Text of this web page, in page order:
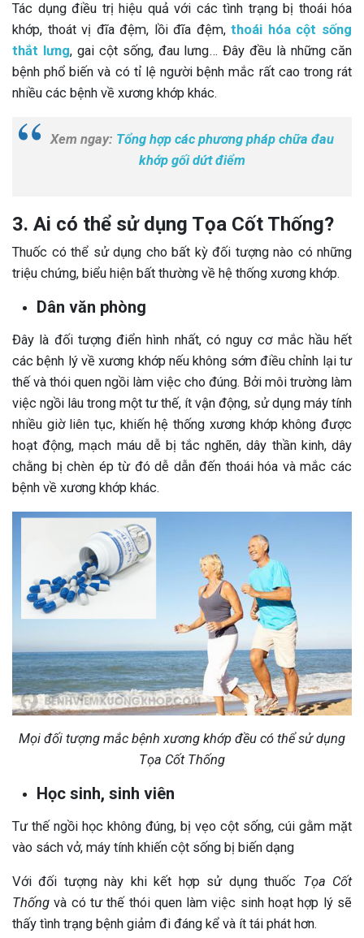
Tác dụng điều trị hiệu quả với các tình trạng bị thoái hóa
khớp, thoát vị đĩa đệm, lồi đĩa đệm,thoái hóa cột sống
thắt lưng, gai cột sống, đau lưng… Đây đều là những căn
bệnh phổ biến và có tỉ lệ người bệnh mắc rất cao trong rát
nhiều các bệnh về xương khớp khác.
Xem ngay: Tổng hợp các phương pháp chữa đau
khớp gối dứt điểm
3. Ai có thể sử dụng Tọa Cốt Thống?
Thuốc có thể sử dụng cho bất kỳ đối tượng nào có những
triệu chứng, biểu hiện bất thường về hệ thống xương khớp.
Dân văn phòng
Đây là đối tượng điển hình nhất, có nguy cơ mắc hầu hết
các bệnh lý về xương khớp nếu không sớm điều chỉnh lại tư
thế và thói quen ngồi làm việc cho đúng. Bởi môi trường làm
việc ngồi lâu trong một tư thế, ít vận động, sử dụng máy tính
nhiều giờ liên tục, khiến hệ thống xương khớp không được
hoạt động, mạch máu dễ bị tắc nghẽn, dây thần kinh, dây
chằng bị chèn ép từ đó dễ dẫn đến thoái hóa và mắc các
bệnh về xương khớp khác.
Mọi đối tượng mắc bệnh xương khớp đều có thể sử dụng
Tọa Cốt Thống
Học sinh, sinh viên
Tư thế ngồi học không đúng, bị vẹo cột sống, cúi gằm mặt
vào sách vở, máy tính khiến cột sống bị biến dạng
Với đối tượng này khi kết hợp sử dụng thuốc Tọa Cốt
Thống và có tư thế thói quen làm việc sinh hoạt hợp lý sẽ
thấy tình trạng bệnh giảm đi đáng kể và ít tái phát hơn.